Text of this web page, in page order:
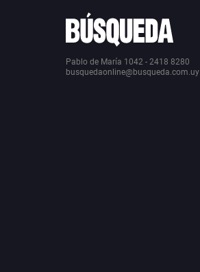
Pablo de María 1042 - 2418 8280
busquedaonline@busqueda.com.uy